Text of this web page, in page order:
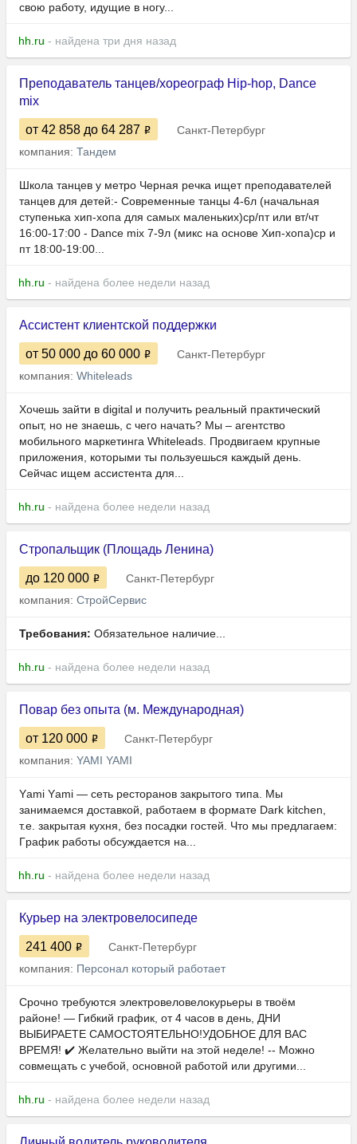
свою работу, идущие в ногу...
hh.ru - найдена три дня назад
Преподаватель танцев/хореограф Hip-hop, Dance
mix
от 42 858 до 64 287
Санкт-Петербург
компания: Тандем
Школа танцев у метро Черная речка ищет преподавателей
танцев для детей:- Современные танцы 4-6л (начальная
ступенька хип-хопа для самых маленьких)ср/пт или вт/чт
16:00-17:00 - Dance mix 7-9л (микс на основе Хип-хопа)ср и
пт 18:00-19:00...
hh.ru - найдена более недели назад
Ассистент клиентской поддержки
от 50 000 до 60 000
Санкт-Петербург
компания: Whiteleads
Хочешь зайти в digital и получить реальный практический
опыт, но не знаешь, с чего начать? Мы – агентство
мобильного маркетинга Whiteleads. Продвигаем крупные
приложения, которыми ты пользуешься каждый день.
Сейчас ищем ассистента для...
hh.ru - найдена более недели назад
Стропальщик (Площадь Ленина)
до 120 000
Санкт-Петербург
компания: СтройСервис
Требования: Обязательное наличие...
hh.ru - найдена более недели назад
Повар без опыта (м. Международная)
от 120 000
Санкт-Петербург
компания: YAMI YAMI
Yаmi Yаmi — сеть ресторанов закрытого типа. Мы
занимаемся доставкой, работаем в формате Dark kitchen,
т.е. закрытая кухня, без посадки гостей. Что мы предлагаем:
Гpафик pабoты обсуждается на...
hh.ru - найдена более недели назад
Курьер на электровелосипеде
241 400
Санкт-Петербург
компания: Персонал который работает
Срочно требуются электровеловелокурьеры в твоём
районе! — Гибкий график, от 4 часов в день, ДНИ
ВЫБИРАЕТЕ САМОСТОЯТЕЛЬНО!УДОБНОЕ ДЛЯ ВАС
ВРЕМЯ! ✔️ Жeлaтeльнo выйти на этой неделе! -- Можно
совмещать с учебой, основной работой или другими...
hh.ru - найдена более недели назад